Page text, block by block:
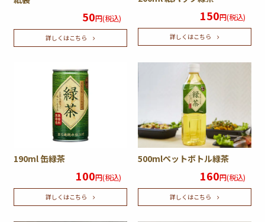
50円(税込)
詳しくはこちら
150円(税込)
詳しくはこちら
190ml 缶緑茶
100円(税込)
詳しくはこちら
500mlペットボトル緑茶
160円(税込)
詳しくはこちら